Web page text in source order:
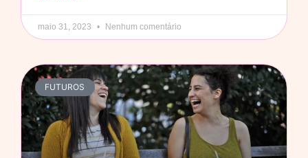
maio 31, 2023 Nenhum comentário
FUTUROS